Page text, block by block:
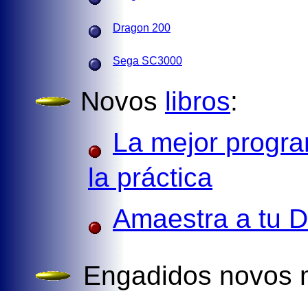
Dragon 200
Sega SC3000
Novos libros:
La mejor
la práctica
Amaestra a tu
Engadidos novos